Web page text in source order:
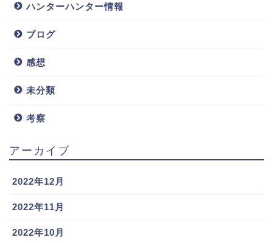
ハンターハンター情報
ブログ
感想
未分類
考察
アーカイブ
2022年12月
2022年11月
2022年10月